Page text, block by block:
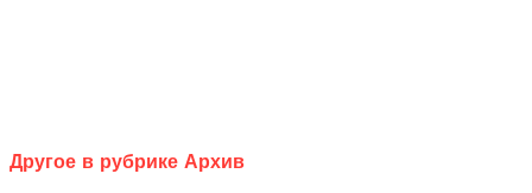
Другое в рубрике Архив